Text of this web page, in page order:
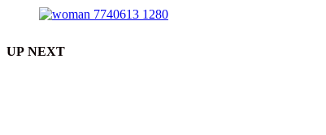
UP NEXT